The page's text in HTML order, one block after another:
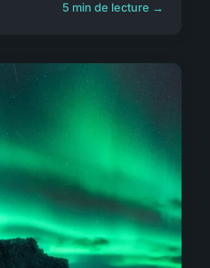
5 min de lecture →